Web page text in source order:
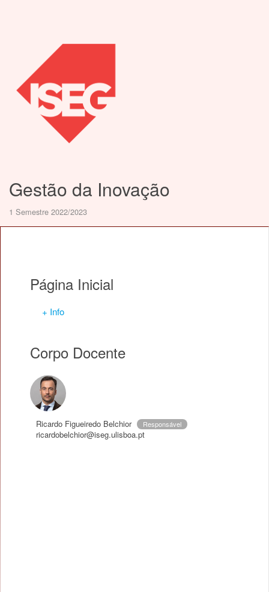
Gestão da Inovação
1 Semestre 2022/2023
Página Inicial
+ Info
Corpo Docente
Ricardo Figueiredo Belchior Responsável
ricardobelchior@iseg.ulisboa.pt